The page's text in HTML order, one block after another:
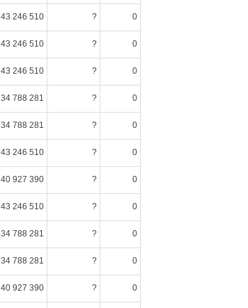
43 246 510 ? 0
43 246 510 ? 0
43 246 510 ? 0
34 788 281 ? 0
34 788 281 ? 0
43 246 510 ? 0
40 927 390 ? 0
43 246 510 ? 0
34 788 281 ? 0
34 788 281 ? 0
40 927 390 ? 0